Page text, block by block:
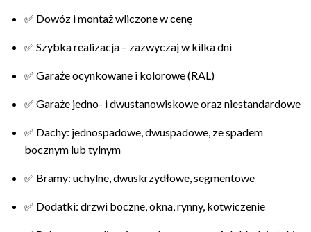
✅ Dowóz i montaż wliczone w cenę
✅ Szybka realizacja – zazwyczaj w kilka dni
✅ Garaże ocynkowane i kolorowe (RAL)
✅ Garaże jedno- i dwustanowiskowe oraz niestandardowe
✅ Dachy: jednospadowe, dwuspadowe, ze spadem
bocznym lub tylnym
✅ Bramy: uchylne, dwuskrzydłowe, segmentowe
✅ Dodatki: drzwi boczne, okna, rynny, kotwiczenie